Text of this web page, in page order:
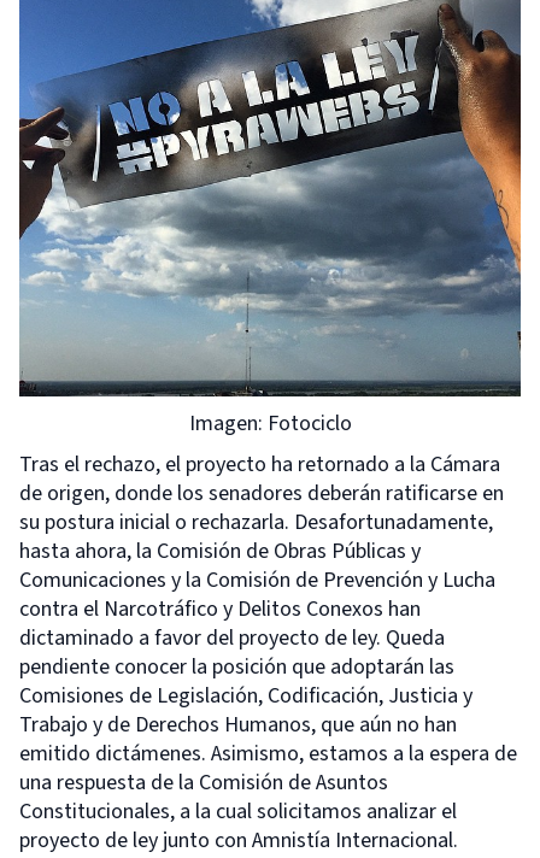
Imagen: Fotociclo
Tras el rechazo, el proyecto ha retornado a la Cámara
de origen, donde los senadores deberán ratificarse en
su postura inicial o rechazarla. Desafortunadamente,
hasta ahora, la Comisión de Obras Públicas y
Comunicaciones y la Comisión de Prevención y Lucha
contra el Narcotráfico y Delitos Conexos han
dictaminado a favor del proyecto de ley. Queda
pendiente conocer la posición que adoptarán las
Comisiones de Legislación, Codificación, Justicia y
Trabajo y de Derechos Humanos, que aún no han
emitido dictámenes. Asimismo, estamos a la espera de
una respuesta de la Comisión de Asuntos
Constitucionales, a la cual solicitamos analizar el
proyecto de ley junto con Amnistía Internacional.